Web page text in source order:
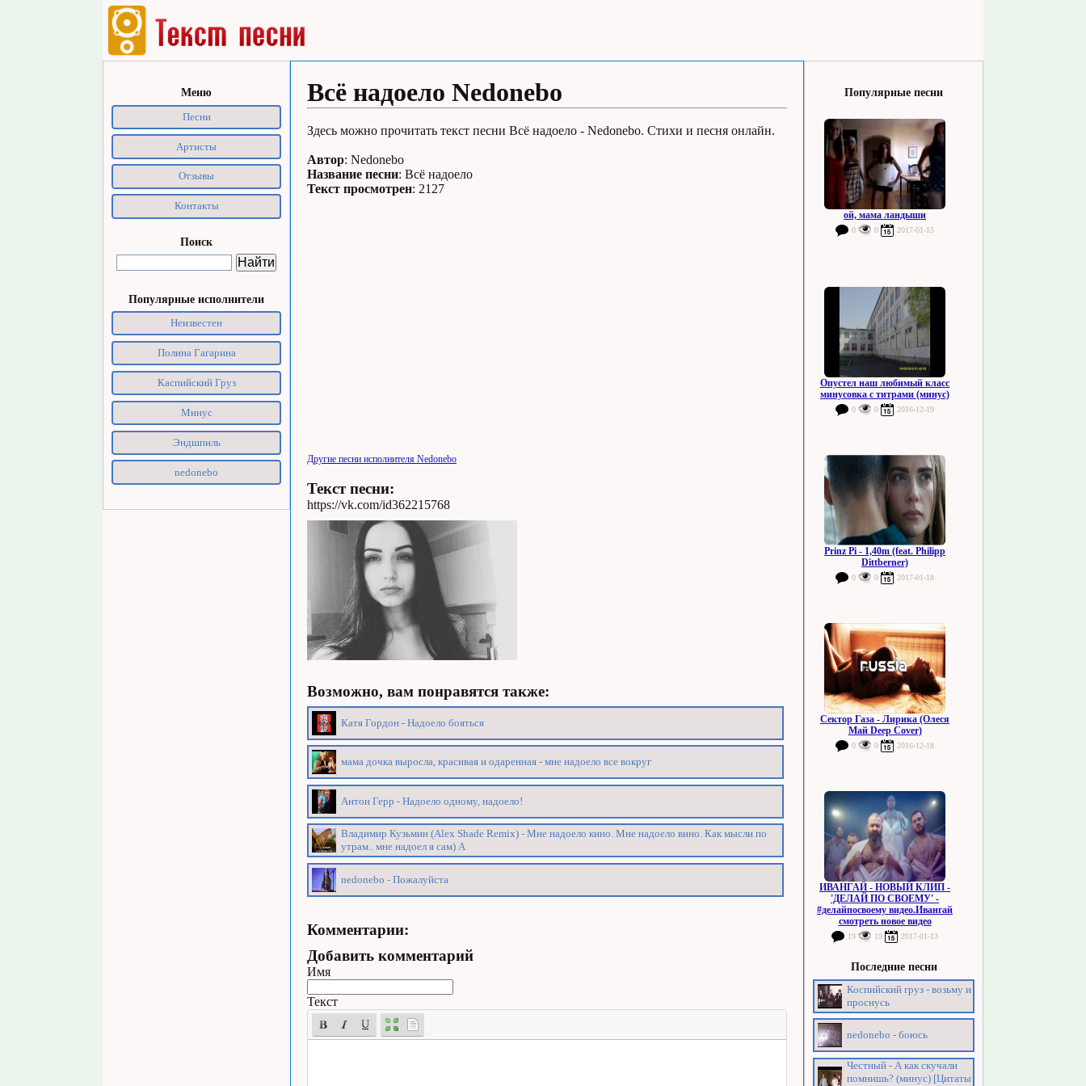
Меню
Песни
Артисты
Отзывы
Контакты
Поиск
Популярные исполнители
Неизвестен
Полина Гагарина
Каспийский Груз
Минус
Эндшпиль
nedonebo
Всё надоело Nedonebo
Здесь можно прочитать текст песни Всё надоело - Nedonebo. Стихи и песня онлайн.
Автор: Nedonebo
Название песни: Всё надоело
Текст просмотрен: 2127
Другие песни исполнителя Nedonebo
Текст песни:
https://vk.com/id362215768
Возможно, вам понравятся также:
Катя Гордон - Надоело бояться
мама дочка выросла, красивая и одаренная - мне надоело все вокруг
Антон Герр - Надоело одному, надоело!
Владимир Кузьмин (Alex Shade Remix) - Мне надоело кино. Мне надоело вино. Как мысли по
утрам.. мне надоел я сам) А
nedonebo - Пожалуйста
Комментарии:
Добавить комментарий
Имя
Текст
Популярные песни
ой, мама ландыши
0 0 2017-01-15
Опустел наш любимый класс
минусовка с титрами (минус)
0 0 2016-12-19
Prinz Pi - 1,40m (feat. Philipp
Dittberner)
0 0 2017-01-18
Сектор Газа - Лирика (Олеся
Май Deep Cover)
0 0 2016-12-18
ИВАНГАЙ - НОВЫЙ КЛИП -
'ДЕЛАЙ ПО СВОЕМУ' -
#делайпосвоему видео.Ивангай
смотреть новое видео
19 19 2017-01-13
Последние песни
Коспийский груз - возьму и
проснусь
nedonebо - боюсь
Честный - А как скучали
помнишь? (минус) [Цитаты